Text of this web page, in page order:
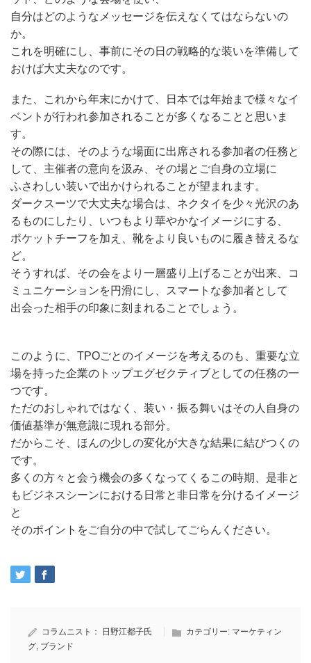
自分はどのようなメッセージを伝えなくてはならないの
か。
これを明確にし、事前にその日の戦略的な装いを準備して
おけば大丈夫なのです。
また、これから年末にかけて、日本では年始まで様々なイ
ベントが行われ参加されることが多くなることと思いま
す。
その際には、そのような場面に出席される参加者の任務と
して、主催者の意向を汲み、その場とご自身の立場に
ふさわしい装いで出かけられることが望まれます。
ダークスーツで大丈夫な場合は、ネクタイを少々光沢のあ
るものにしたり、いつもより華やかなイメージにする、
ポケットチーフを加え、靴をより良いものに履き替えるな
ど。
そうすれば、その会をより一層盛り上げることが出来、コ
ミュニケーションを円滑にし、スマートな参加者として
出会った相手の印象に刻まれることでしょう。
このように、TPOごとのイメージを考えるのも、重要な立
場を持った企業のトップエグゼクティブとしての任務の一
つです。
ただのおしゃれではなく、装い・振る舞いはその人自身の
価値基準が無意識に現れる部分。
だからこそ、ほんの少しの変化が大きな結果に結びつくの
です。
多くの方々と会う機会の多くなってくるこの時期、是非と
もビジネスシーンにおける日常と非日常を分けるイメージ
と
そのポイントをご自分の中で試してごらんください。
コラムニスト： 日野江都子氏 カテゴリー: マーケティン
グ, ブランド